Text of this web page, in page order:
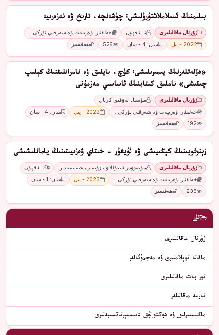
بىلىمنىڭ ئىسلاملاشتۇرۇلىشى: چۈشەنچە، تارىخ ۋە نەزەرىيە
ژۇرنال ماقالىلىرى ئا. ئاقھۇن
خەلقئارا ۋەزىيەت ۋە شەرقىي تۈركى…
2022 - يىل
سان: 4 - سان 526 ھەقسىز
«دۆلەتلەرنىڭ يىمىرىلىشى: كۈچ، بايلىق ۋە نامراتلىقنىڭ كېلىپ
چىقىشى» ناملىق كىتابنىڭ ئاساسىي مەزمۇنى
ژۇرنال ماقالىلىرى
مۇستاپا تەۋفىق كارتال
خەلقئارا ۋەزىيەت ۋە شەرقىي تۈركى…
2022 - يىل
سان: 4 - سان
192
ھەقسىز
زېنوفوبىنىڭ كېڭىيىشى ۋە ئۇيغۇر - خىتاي ۋەزىيىتىنىڭ يامانلىشىشى
ژۇرنال ماقالىلىرى مۇنەۋۋەر ئابدۇللا ۋە زۇبەيرە شەمسىدىن
ئا. ئاقھۇن
خەلقئارا ۋەزىيەت ۋە شەرقىي تۈركى…
2023 - يىل
سان: 1 - سان
238
ھەقسىز
تۈر
ژۇرنال ماقالىلىرى
ماقالە توپلاملىرى ۋە مەجمۇئەلەر
تور بەت ماقالىلىرى
تەرمە ماقالىلەر
ماگىستىرلىق ۋە دوكتورلۇق دىسسېرتاتسىيەلىرى